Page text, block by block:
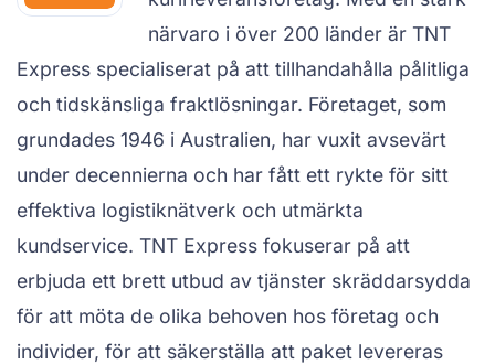
närvaro i över 200 länder är TNT
Express specialiserat på att tillhandahålla pålitliga
och tidskänsliga fraktlösningar. Företaget, som
grundades 1946 i Australien, har vuxit avsevärt
under decennierna och har fått ett rykte för sitt
effektiva logistiknätverk och utmärkta
kundservice. TNT Express fokuserar på att
erbjuda ett brett utbud av tjänster skräddarsydda
för att möta de olika behoven hos företag och
individer, för att säkerställa att paket levereras